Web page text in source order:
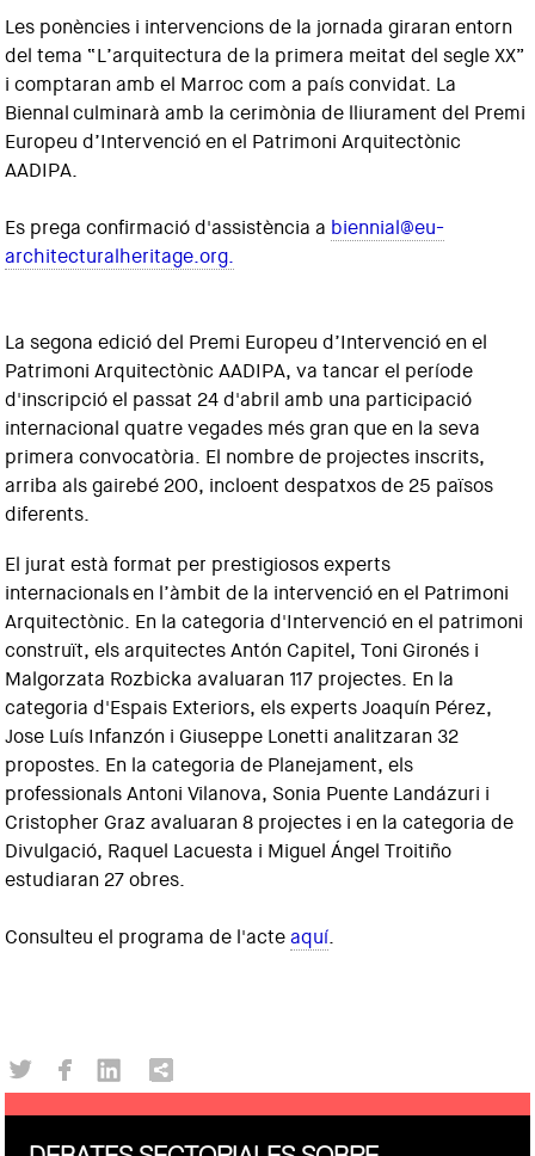
Les ponències i intervencions de la jornada giraran entorn
del tema “L’arquitectura de la primera meitat del segle XX”
i comptaran amb el Marroc com a país convidat. La
Biennal culminarà amb la cerimònia de lliurament del Premi
Europeu d’Intervenció en el Patrimoni Arquitectònic
AADIPA.
Es prega confirmació d'assistència a biennial@eu-
architecturalheritage.org.
La segona edició del Premi Europeu d’Intervenció en el
Patrimoni Arquitectònic AADIPA, va tancar el període
d'inscripció el passat 24 d'abril amb una participació
internacional quatre vegades més gran que en la seva
primera convocatòria. El nombre de projectes inscrits,
arriba als gairebé 200, incloent despatxos de 25 països
diferents.
El jurat està format per prestigiosos experts
internacionals en l’àmbit de la intervenció en el Patrimoni
Arquitectònic. En la categoria d'Intervenció en el patrimoni
construït, els arquitectes Antón Capitel, Toni Gironés i
Malgorzata Rozbicka avaluaran 117 projectes. En la
categoria d'Espais Exteriors, els experts Joaquín Pérez,
Jose Luís Infanzón i Giuseppe Lonetti analitzaran 32
propostes. En la categoria de Planejament, els
professionals Antoni Vilanova, Sonia Puente Landázuri i
Cristopher Graz avaluaran 8 projectes i en la categoria de
Divulgació, Raquel Lacuesta i Miguel Ángel Troitiño
estudiaran 27 obres.
Consulteu el programa de l'acteaquí.